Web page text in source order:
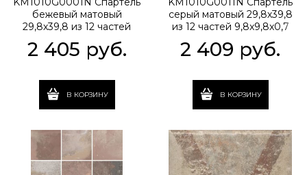
бежевый матовый
29,8х39,8 из 12 частей
2 405 руб.
В КОРЗИНУ
серый матовый 29,8х39,8
из 12 частей 9,8x9,8x0,7
2 409 руб.
В КОРЗИНУ